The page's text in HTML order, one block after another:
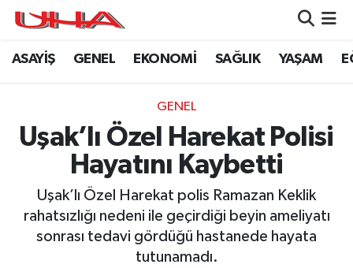
ASAYİŞ GENEL EKONOMİ SAĞLIK YAŞAM
GENEL
Uşak’lı Özel Harekat Polisi
Hayatını Kaybetti
Uşak’lı Özel Harekat polis Ramazan Keklik
rahatsızlığı nedeni ile geçirdiği beyin ameliyatı
sonrası tedavi gördüğü hastanede hayata
tutunamadı.
ASAYİŞ
GENEL
SAĞLIK
Nöbetçi Eczaneler
Namaz Vakitleri
Trafik Durumu
Puan Durumu ve Fikstür